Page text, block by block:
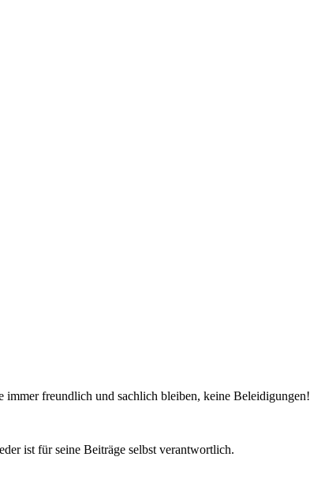
immer freundlich und sachlich bleiben, keine Beleidigungen!
ist für seine Beiträge selbst verantwortlich.